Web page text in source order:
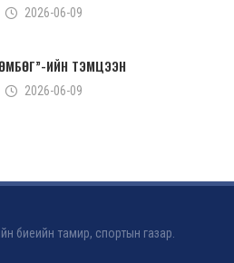
2026-06-09
ИЙН ТЭМЦЭЭН
2026-06-09
биеийн тамир, спортын газар.